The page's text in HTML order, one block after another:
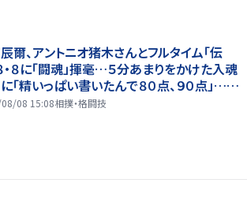
爾、アントニオ猪木さんとフルタイム「伝
・８に「闘魂」揮毫…５分あまりをかけた入魂
に「精いっぱい書いたんで８０点、９０点」…
・藤波辰爾展」開催
08 15:08相撲・格闘技